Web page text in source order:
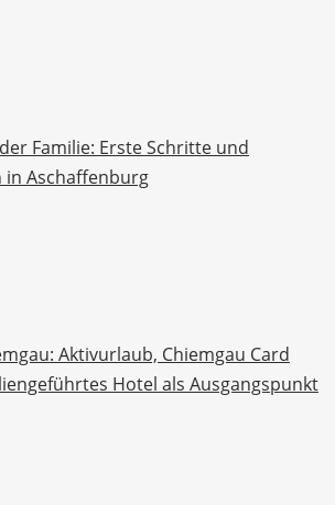
Familie: Erste Schritte und
in Aschaffenburg
Aktivurlaub, Chiemgau Card
Hotel als Ausgangspunkt